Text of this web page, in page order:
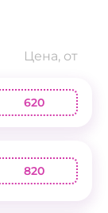
Цена, от
620
820